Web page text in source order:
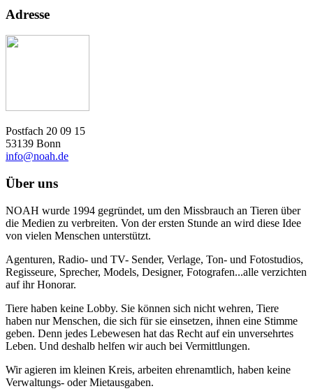
Adresse
Postfach 20 09 15
53139 Bonn
info@noah.de
Über uns
NOAH wurde 1994 gegründet, um den Missbrauch an Tieren über
die Medien zu verbreiten. Von der ersten Stunde an wird diese Idee
von vielen Menschen unterstützt.
Agenturen, Radio- und TV- Sender, Verlage, Ton- und Fotostudios,
Regisseure, Sprecher, Models, Designer, Fotografen...alle verzichten
auf ihr Honorar.
Tiere haben keine Lobby. Sie können sich nicht wehren, Tiere
haben nur Menschen, die sich für sie einsetzen, ihnen eine Stimme
geben. Denn jedes Lebewesen hat das Recht auf ein unversehrtes
Leben. Und deshalb helfen wir auch bei Vermittlungen.
Wir agieren im kleinen Kreis, arbeiten ehrenamtlich, haben keine
Verwaltungs- oder Mietausgaben.